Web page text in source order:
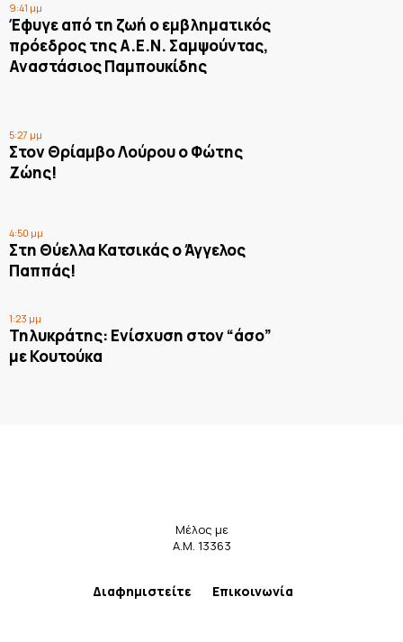
9:41 μμ
Έφυγε από τη ζωή ο εμβληματικός
πρόεδρος της Α.Ε.Ν. Σαμψούντας,
Αναστάσιος Παμπουκίδης
5:27 μμ
Στον Θρίαμβο Λούρου ο Φώτης
Ζώης!
4:50 μμ
Στη Θύελλα Κατσικάς ο Άγγελος
Παππάς!
1:23 μμ
Τηλυκράτης: Ενίσχυση στον “άσο”
με Κουτούκα
Μέλος με
Α.Μ. 13363
Διαφημιστείτε Επικοινωνία